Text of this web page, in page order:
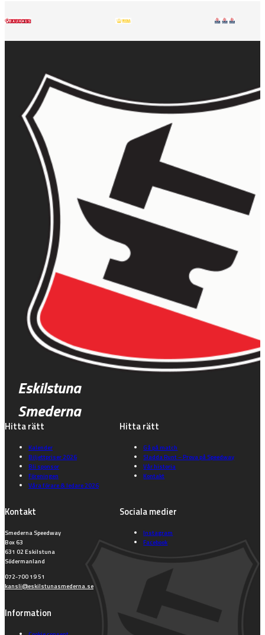
Eskilstuna
Smederna
Hitta rätt
Kalender
Biljettpriser 2026
Bli sponsor
Föreningen
Våra förare & ledare 2026
Hitta rätt
Gå på match
Sladda Runt – Prova på Speedway
Vår historia
Kontakt
Kontakt
Smederna Speedway
Box 63
631 02 Eskilstuna
Södermanland
072-700 19 51
kansli@eskilstunasmederna.se
Sociala medier
Instagram
Facebook
Information